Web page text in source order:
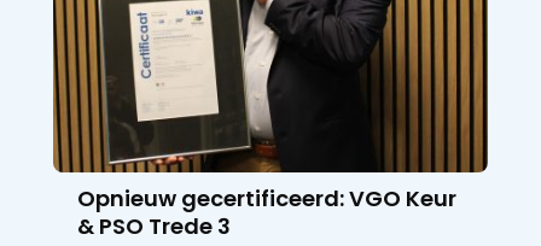
Opnieuw gecertificeerd: VGO Keur
& PSO Trede 3